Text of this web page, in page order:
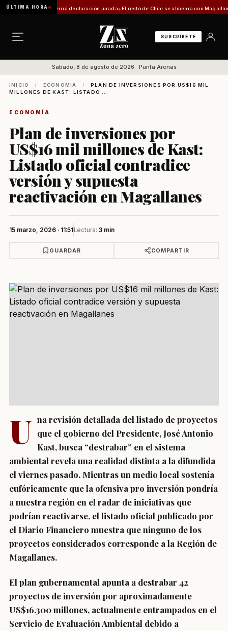
ÚLTIMA HORA
requerirá declaración jurada El resto de Chile se alineará con Magallanes:
SUSCRÍBETE
Sábado, 8 de agosto de 2026 · Punta Arenas
INICIO / ECONOMÍA /
PLAN DE INVERSIONES POR US$16 MIL
MILLONES DE KAST: LISTADO ...
ECONOMÍA
Plan de inversiones por
US$16 mil millones de Kast:
Listado oficial contradice
versión y supuesta
reactivación en Magallanes
15 marzo, 2026 · 11:51Lectura: 3 min
GUARDAR COMPARTIR
U na revisión detallada del listado de proyectos
que el gobierno del Presidente, José Antonio
Kast, busca “destrabar” en el sistema
ambiental revela una realidad distinta a la difundida
el viernes pasado. Mientras un medio local sostenía
eufóricamente que la ofensiva pro inversión pondría
a nuestra región en el radar de iniciativas que
podrían reactivarse, el listado oficial publicado por
el Diario Financiero muestra que ninguno de los
proyectos considerados corresponde a la Región de
Magallanes.
El plan gubernamental apunta a destrabar 42
proyectos de inversión por aproximadamente
US$16.300 millones, actualmente entrampados en el
Servicio de Evaluación Ambiental debido a